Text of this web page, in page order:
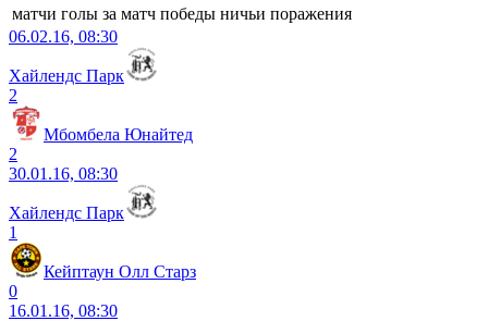
матчи голы за матч победы ничьи поражения
06.02.16, 08:30
Хайлендс Парк
2
Мбомбела Юнайтед
2
30.01.16, 08:30
Хайлендс Парк
1
Кейптаун Олл Старз
0
16.01.16, 08:30